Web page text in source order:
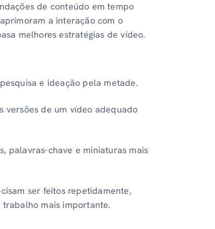
de conteúdo em tempo
a interação com o
melhores estratégias de vídeo.
e ideação pela metade.
versões de um vídeo adequado
palavras-chave e miniaturas mais
ser feitos repetidamente,
mais importante.